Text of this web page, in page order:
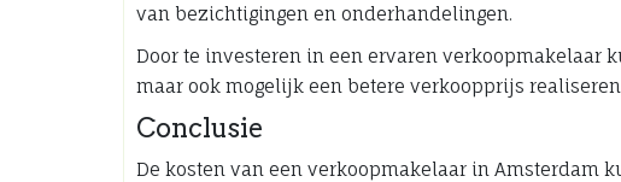
van bezichtigingen en onderhandelingen.
Door te investeren in een ervaren verkoopmakelaar
maar ook mogelijk een betere verkoopprijs
Conclusie
De kosten van een verkoopmakelaar in Amsterdam